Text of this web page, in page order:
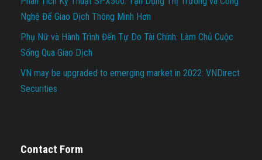
Nghệ Để Giao Dịch Thông Minh Hơn
Phụ Nữ và Hành Trình Đến Tự Do Tài Chính: Làm Chủ Cuộc
Sống Qua Giao Dịch
VN may be upgraded to emerging market in 2022: VNDirect
Securities
Contact Form